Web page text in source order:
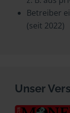
Betreiber
(seit 2022)
Unser